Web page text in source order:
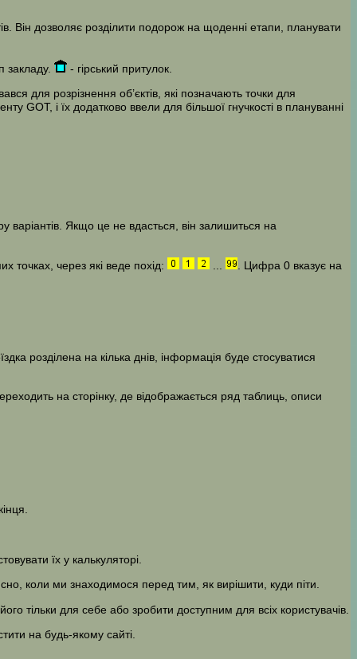
Він дозволяє розділити подорож на щоденні етапи, планувати
закладу.
- гірський притулок.
для розрізнення об’єктів, які позначають точки для
GOT, і їх додатково ввели для більшої гнучкості в плануванні
варіантів. Якщо це не вдасться, він залишиться на
точках, через які веде похід:
. Цифра 0 вказує на
розділена на кілька днів, інформація буде стосуватися
на сторінку, де відображається ряд таблиць, описи
їх у калькуляторі.
коли ми знаходимося перед тим, як вирішити, куди піти.
тільки для себе або зробити доступним для всіх користувачів.
на будь-якому сайті.